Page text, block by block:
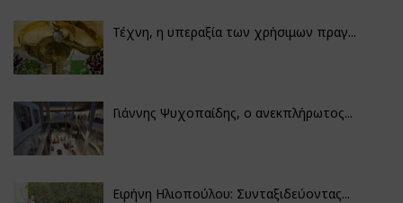
Τέχνη, η υπεραξία των χρήσιμων πραγ...
Γιάννης Ψυχοπαίδης, ο ανεκπλήρωτος...
Ειρήνη Ηλιοπούλου: Συνταξιδεύοντας...